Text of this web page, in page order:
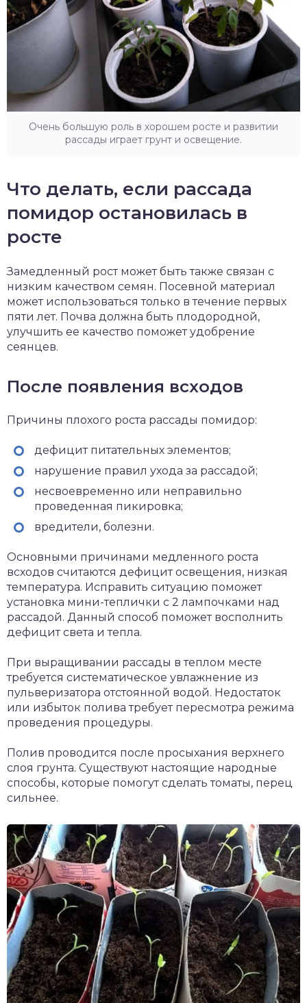
Очень большую роль в хорошем росте и развитии
рассады играет грунт и освещение.
Что делать, если рассада
помидор остановилась в
росте
Замедленный рост может быть также связан с
низким качеством семян. Посевной материал
может использоваться только в течение первых
пяти лет. Почва должна быть плодородной,
улучшить ее качество поможет удобрение
сеянцев.
После появления всходов
Причины плохого роста рассады помидор:
дефицит питательных элементов;
нарушение правил ухода за рассадой;
несвоевременно или неправильно
проведенная пикировка;
вредители, болезни.
Основными причинами медленного роста
всходов считаются дефицит освещения, низкая
температура. Исправить ситуацию поможет
установка мини-теплички с 2 лампочками над
рассадой. Данный способ поможет восполнить
дефицит света и тепла.
При выращивании рассады в теплом месте
требуется систематическое увлажнение из
пульверизатора отстоянной водой. Недостаток
или избыток полива требует пересмотра режима
проведения процедуры.
Полив проводится после просыхания верхнего
слоя грунта. Существуют настоящие народные
способы, которые помогут сделать томаты, перец
сильнее.